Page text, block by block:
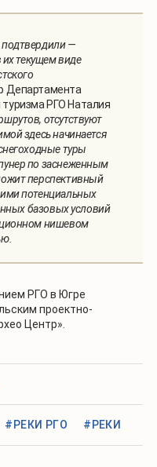
—
их текущем виде
Департамента
РГО Наталия
отсутствуют
здесь начинается
туры
по заснеженным
перспективный
потенциальных
базовых условий
нишевом
РГО в Югре
проектно-
Центр».
#РЕКИ РГО #РЕКИ